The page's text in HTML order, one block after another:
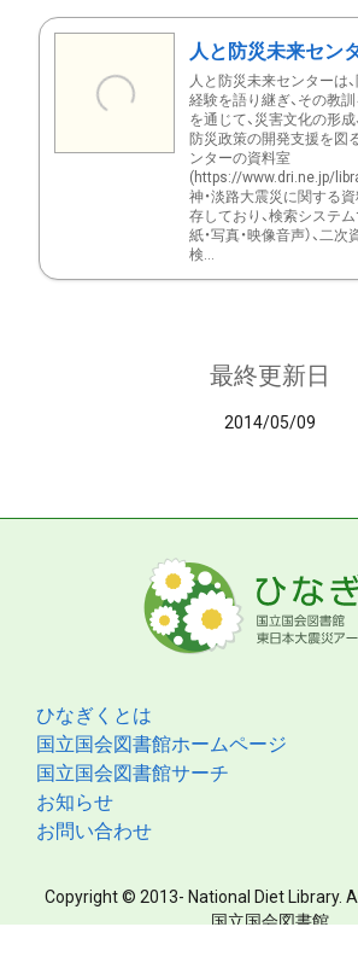
人と防災未来セ
人と防災未来センターは
経験を語り継ぎ、その教
を通じて、災害文化の形成
防災政策の開発支援を図
ンターの資料室
(https://www.dri.ne.jp/
神・淡路大震災に関する
存しており、検索システム
紙・写真・映像音声）、二次
検...
最終更新日
2014/05/09
ひなぎくとは
国立国会図書館ホームページ
国立国会図書館サーチ
お知らせ
お問い合わせ
Copyright © 2013- National Diet Library.